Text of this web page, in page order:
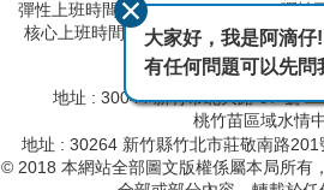
彈性上班時間：AM8:00~09:00 彈性
核心上班時間：星期一 ~ 星期五
第二河川分署
地址 : 30044 新竹市北大路 97 號
桃竹苗區域水情
地址 : 30264 新竹縣竹北市莊敬南路201
© 2018 本網站全部圖文版權係屬本局所有
大家好，我是阿滴仔!
有任何問題可以先問